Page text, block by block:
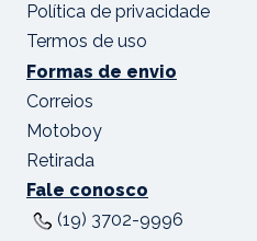
Política de privacidade
Termos de uso
Formas de envio
Correios
Motoboy
Retirada
Fale conosco
(19) 3702-9996